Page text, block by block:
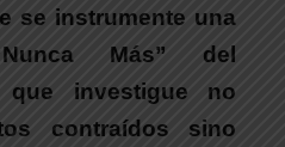
se instrumente una
Más” del
que investigue no
contraídos sino